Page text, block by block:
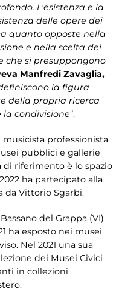
L'esistenza e la
delle opere dei
quanto opposte nella
e nella scelta dei
che si presuppongono
Manfredi Zavaglia,
la figura
della propria ricerca
condivisione”.
professionista.
pubblici e gallerie
di riferimento è lo spazio
ha partecipato alla
da Vittorio Sgarbi.
del Grappa (VI)
ha esposto nei musei
Nel 2021 una sua
dei Musei Civici
in collezioni